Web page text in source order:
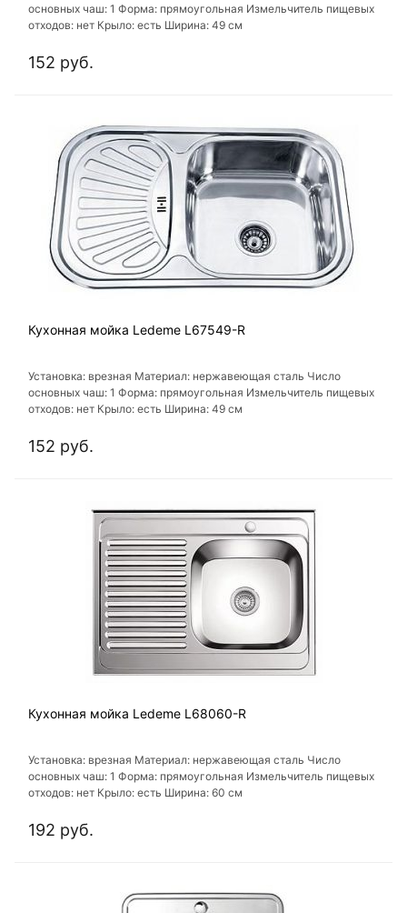
основных чаш: 1 Форма: прямоугольная Измельчитель пищевых
отходов: нет Крыло: есть Ширина: 49 см
152 руб.
Кухонная мойка Ledeme L67549-R
Установка: врезная Материал: нержавеющая сталь Число
основных чаш: 1 Форма: прямоугольная Измельчитель пищевых
отходов: нет Крыло: есть Ширина: 49 см
152 руб.
Кухонная мойка Ledeme L68060-R
Установка: врезная Материал: нержавеющая сталь Число
основных чаш: 1 Форма: прямоугольная Измельчитель пищевых
отходов: нет Крыло: есть Ширина: 60 см
192 руб.